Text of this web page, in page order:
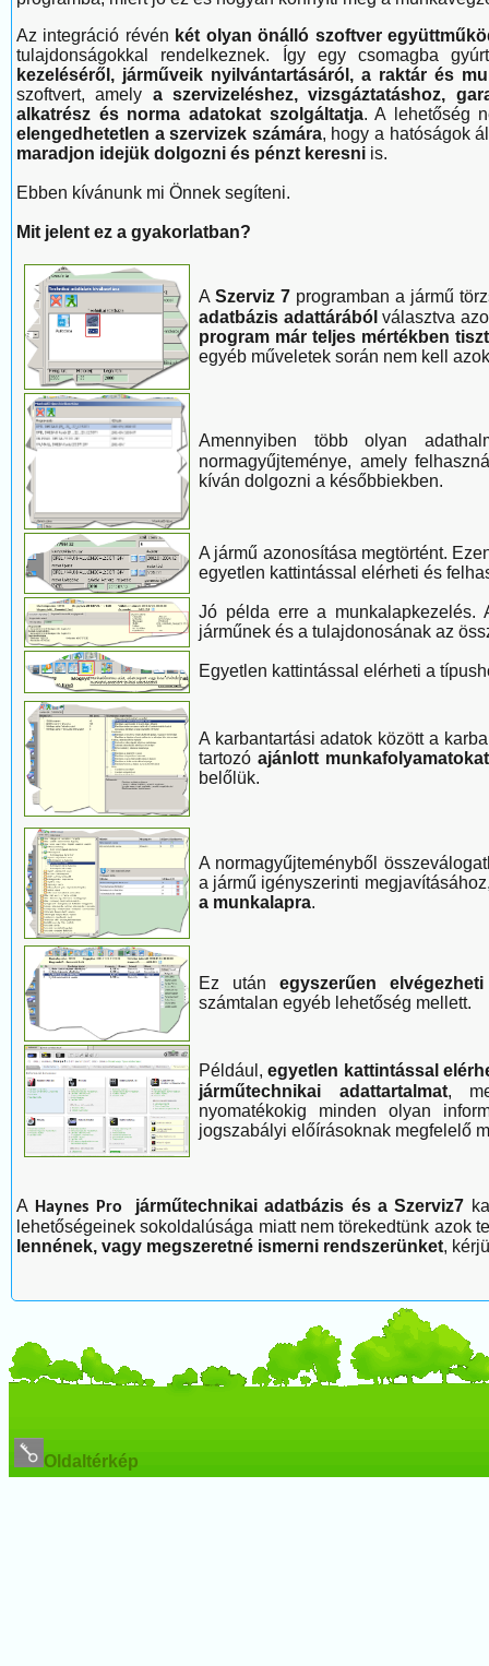
Az integráció révén két olyan önálló szoftver
tulajdonságokkal rendelkeznek. Így egy csomagba
kezeléséről, járműveik nyilvántartásáról, a raktár és
szoftvert, amely a szervizeléshez, vizsgáztatáshoz,
alkatrész és norma adatokat szolgáltatja. A lehetőség
elengedhetetlen a szervizek számára, hogy a hatóságok
maradjon idejük dolgozni és pénzt keresni is.
Ebben kívánunk mi Önnek segíteni.
Mit jelent ez a gyakorlatban?
A Szerviz 7 programban a jármű
adatbázis adattárából választva
program már teljes mértékben
egyéb műveletek során nem kell
Amennyiben több olyan
normagyűjteménye, amely
kíván dolgozni a későbbiekben.
A jármű azonosítása megtörtént.
egyetlen kattintással elérheti és
Jó példa erre a munkalapkezelés.
járműnek és a tulajdonosának az
Egyetlen kattintással elérheti a
A karbantartási adatok között a
tartozóajánlott munkafolyamatokat
belőlük.
A normagyűjteményből
a jármű igényszerinti
a munkalapra.
Ez után egyszerűen
számtalan egyéb lehetőség mellett.
Például,egyetlen kattintással
járműtechnikai adattartalmat,
nyomatékokig minden olyan
jogszabályi előírásoknak megfelelő
AHaynes Pro járműtechnikai adatbázis és a Szerviz7
lehetőségeinek sokoldalúsága miatt nem törekedtünk azok
lennének, vagy megszeretné ismerni rendszerünket,
Oldaltérkép